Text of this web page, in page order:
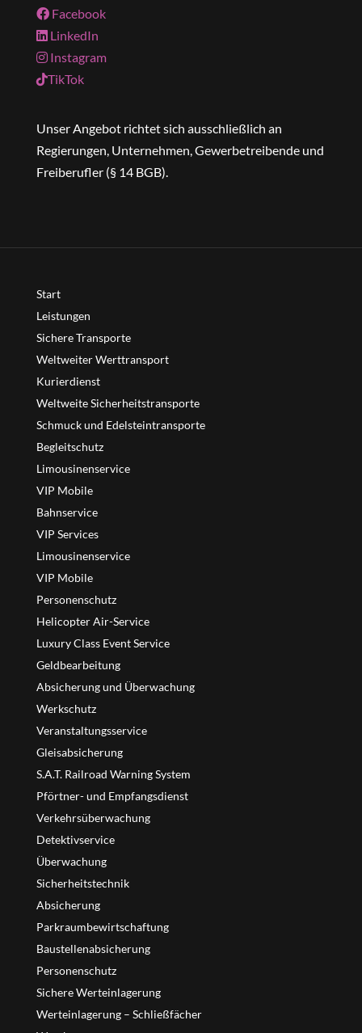
Facebook
LinkedIn
Instagram
TikTok
Unser Angebot richtet sich ausschließlich an
Regierungen, Unternehmen, Gewerbetreibende und
Freiberufler (§ 14 BGB).
Start
Leistungen
Sichere Transporte
Weltweiter Werttransport
Kurierdienst
Weltweite Sicherheitstransporte
Schmuck und Edelsteintransporte
Begleitschutz
Limousinenservice
VIP Mobile
Bahnservice
VIP Services
Limousinenservice
VIP Mobile
Personenschutz
Helicopter Air-Service
Luxury Class Event Service
Geldbearbeitung
Absicherung und Überwachung
Werkschutz
Veranstaltungsservice
Gleisabsicherung
S.A.T. Railroad Warning System
Pförtner- und Empfangsdienst
Verkehrsüberwachung
Detektivservice
Überwachung
Sicherheitstechnik
Absicherung
Parkraumbewirtschaftung
Baustellenabsicherung
Personenschutz
Sichere Werteinlagerung
Werteinlagerung – Schließfächer